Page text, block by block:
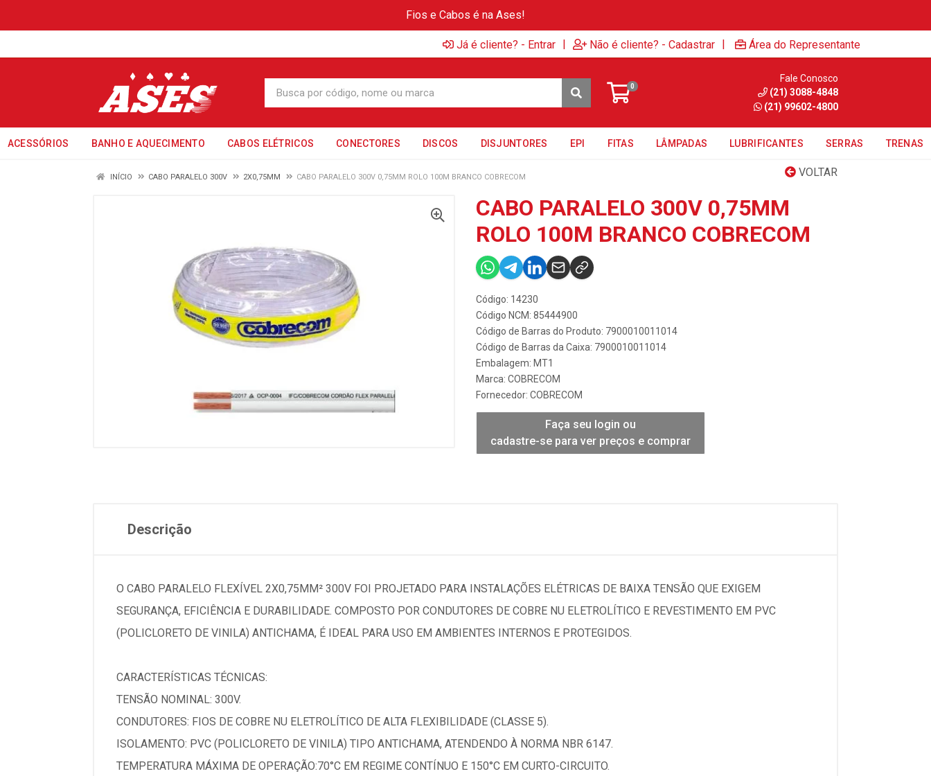
Fios e Cabos é na Ases!
Já é cliente? - Entrar | Não é cliente? - Cadastrar | Área do Representante
0
Fale Conosco
(21) 3088-4848
(21) 99602-4800
ACESSÓRIOS BANHO E AQUECIMENTO CABOS ELÉTRICOS CONECTORES DISCOS DISJUNTORES EPI FITAS LÂMPADAS LUBRIFICANTES SERRAS TRENAS
VOLTAR
INÍCIO CABO PARALELO 300V 2X0,75MM CABO PARALELO 300V 0,75MM ROLO 100M BRANCO COBRECOM
CABO PARALELO 300V 0,75MM
ROLO 100M BRANCO COBRECOM
Código: 14230
Código NCM: 85444900
Código de Barras do Produto: 7900010011014
Código de Barras da Caixa: 7900010011014
Embalagem: MT1
Marca: COBRECOM
Fornecedor: COBRECOM
Faça seu login ou
cadastre-se para ver preços e comprar
Descrição
O CABO PARALELO FLEXÍVEL 2X0,75MM² 300V FOI PROJETADO PARA INSTALAÇÕES ELÉTRICAS DE BAIXA TENSÃO QUE EXIGEM
SEGURANÇA, EFICIÊNCIA E DURABILIDADE. COMPOSTO POR CONDUTORES DE COBRE NU ELETROLÍTICO E REVESTIMENTO EM PVC
(POLICLORETO DE VINILA) ANTICHAMA, É IDEAL PARA USO EM AMBIENTES INTERNOS E PROTEGIDOS.
CARACTERÍSTICAS TÉCNICAS:
TENSÃO NOMINAL: 300V.
CONDUTORES: FIOS DE COBRE NU ELETROLÍTICO DE ALTA FLEXIBILIDADE (CLASSE 5).
ISOLAMENTO: PVC (POLICLORETO DE VINILA) TIPO ANTICHAMA, ATENDENDO À NORMA NBR 6147.
TEMPERATURA MÁXIMA DE OPERAÇÃO:70°C EM REGIME CONTÍNUO E 150°C EM CURTO-CIRCUITO.